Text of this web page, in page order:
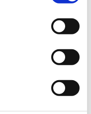
80 serie I da
perfettamente